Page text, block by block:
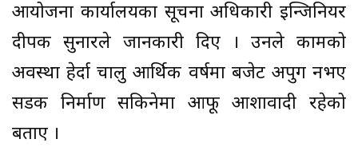
आयोजना कार्यालयका सूचना अधिकारी इन्जिनियर
दीपक सुनारले जानकारी दिए । उनले कामको
अवस्था हेर्दा चालु आर्थिक वर्षमा बजेट अपुग नभए
सडक निर्माण सकिनेमा आफू आशावादी रहेको
बताए ।